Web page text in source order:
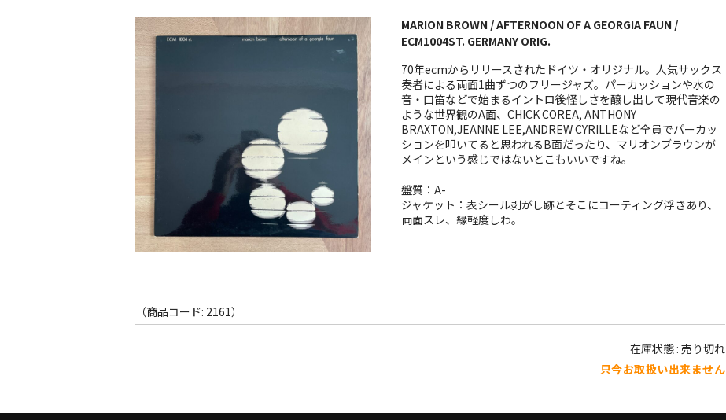
MARION BROWN / AFTERNOON OF A GEORGIA FAUN /
ECM1004ST. GERMANY ORIG.
70年ecmからリリースされたドイツ・オリジナル。人気サックス
奏者による両面1曲ずつのフリージャズ。パーカッションや水の
音・口笛などで始まるイントロ後怪しさを醸し出して現代音楽の
ような世界観のA面、CHICK COREA, ANTHONY
BRAXTON,JEANNE LEE,ANDREW CYRILLEなど全員でパーカッ
ションを叩いてると思われるB面だったり、マリオンブラウンが
メインという感じではないとこもいいですね。
盤質：A-
ジャケット：表シール剥がし跡とそこにコーティング浮きあり、
両面スレ、縁軽度しわ。
（商品コード: 2161）
在庫状態 : 売り切れ
只今お取扱い出来ません